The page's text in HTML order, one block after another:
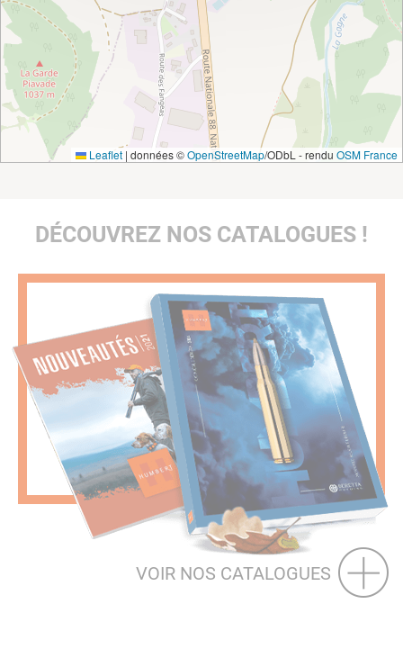
Leaflet | données ©OpenStreetMap/ODbL - rendu OSM France
DÉCOUVREZ NOS CATALOGUES !
VOIR NOS CATALOGUES